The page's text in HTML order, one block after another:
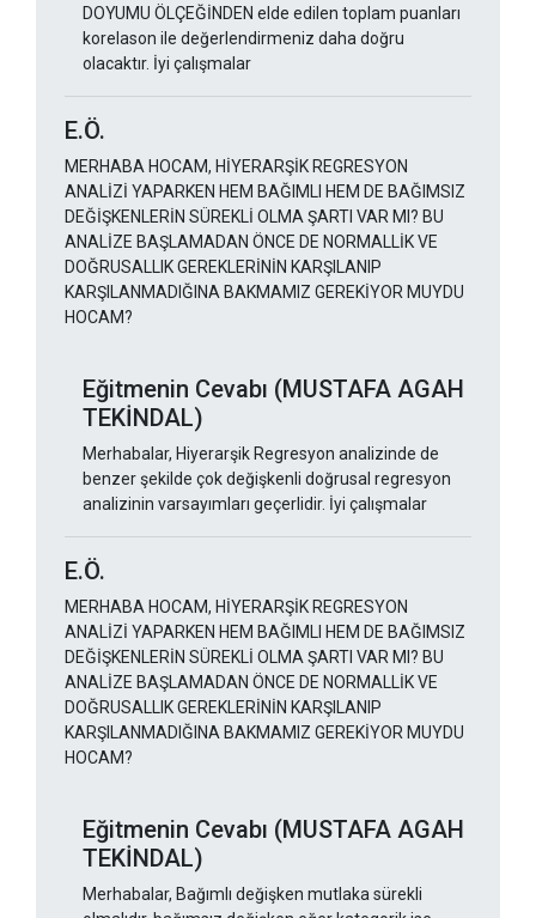
DOYUMU ÖLÇEĞİNDEN elde edilen toplam puanları
korelason ile değerlendirmeniz daha doğru
olacaktır. İyi çalışmalar
E.Ö.
MERHABA HOCAM, HİYERARŞİK REGRESYON
ANALİZİ YAPARKEN HEM BAĞIMLI HEM DE BAĞIMSIZ
DEĞİŞKENLERİN SÜREKLİ OLMA ŞARTI VAR MI? BU
ANALİZE BAŞLAMADAN ÖNCE DE NORMALLİK VE
DOĞRUSALLIK GEREKLERİNİN KARŞILANIP
KARŞILANMADIĞINA BAKMAMIZ GEREKİYOR MUYDU
HOCAM?
Eğitmenin Cevabı (MUSTAFA AGAH
TEKİNDAL)
Merhabalar, Hiyerarşik Regresyon analizinde de
benzer şekilde çok değişkenli doğrusal regresyon
analizinin varsayımları geçerlidir. İyi çalışmalar
E.Ö.
MERHABA HOCAM, HİYERARŞİK REGRESYON
ANALİZİ YAPARKEN HEM BAĞIMLI HEM DE BAĞIMSIZ
DEĞİŞKENLERİN SÜREKLİ OLMA ŞARTI VAR MI? BU
ANALİZE BAŞLAMADAN ÖNCE DE NORMALLİK VE
DOĞRUSALLIK GEREKLERİNİN KARŞILANIP
KARŞILANMADIĞINA BAKMAMIZ GEREKİYOR MUYDU
HOCAM?
Eğitmenin Cevabı (MUSTAFA AGAH
TEKİNDAL)
Merhabalar, Bağımlı değişken mutlaka sürekli